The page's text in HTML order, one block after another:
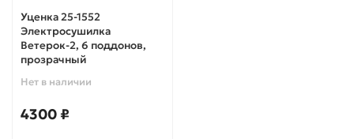
Уценка 25-1552
Электросушилка
Ветерок-2, 6 поддонов,
прозрачный
Нет в наличии
4300 ₽